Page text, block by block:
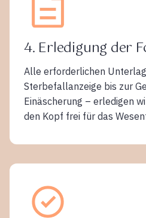
4. Erledigung der
Alle erforderlichen
Sterbefallanzeige bis zur
Einäscherung – erledigen
den Kopf frei für das